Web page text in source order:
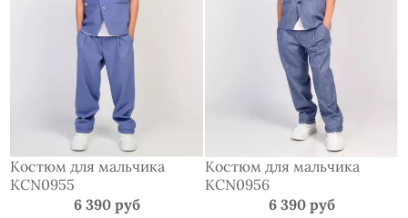
Костюм для мальчика
KCN0955
6 390 руб
Костюм для мальчика
KCN0956
6 390 руб